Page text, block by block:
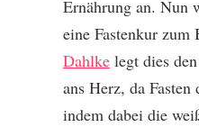
Ernährung an. Nun
eine Fastenkur zum
Dahlke legt dies
ans Herz, da
indem dabei die